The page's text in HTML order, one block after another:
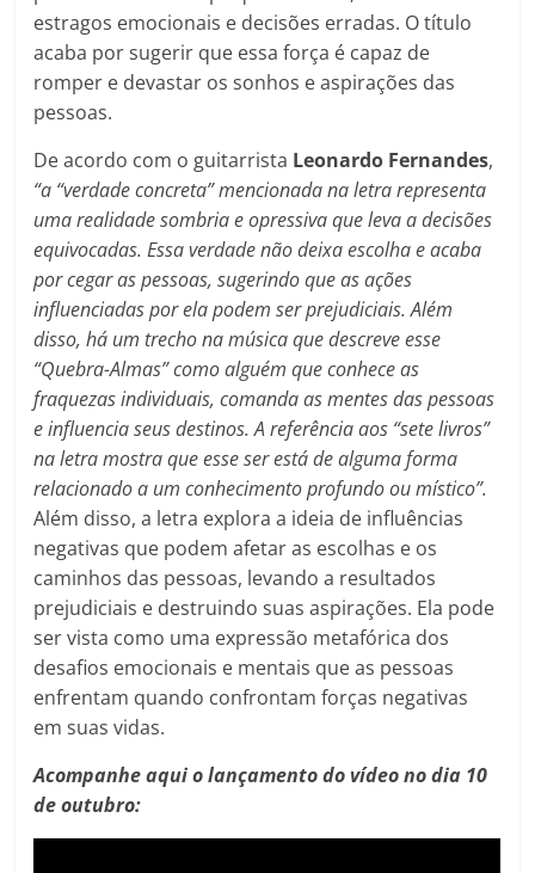
estragos emocionais e decisões erradas. O título
acaba por sugerir que essa força é capaz de
romper e devastar os sonhos e aspirações das
pessoas.
De acordo com o guitarrista Leonardo Fernandes,
“a “verdade concreta” mencionada na letra representa
uma realidade sombria e opressiva que leva a decisões
equivocadas. Essa verdade não deixa escolha e acaba
por cegar as pessoas, sugerindo que as ações
influenciadas por ela podem ser prejudiciais. Além
disso, há um trecho na música que descreve esse
“Quebra-Almas” como alguém que conhece as
fraquezas individuais, comanda as mentes das pessoas
e influencia seus destinos. A referência aos “sete livros”
na letra mostra que esse ser está de alguma forma
relacionado a um conhecimento profundo ou místico”.
Além disso, a letra explora a ideia de influências
negativas que podem afetar as escolhas e os
caminhos das pessoas, levando a resultados
prejudiciais e destruindo suas aspirações. Ela pode
ser vista como uma expressão metafórica dos
desafios emocionais e mentais que as pessoas
enfrentam quando confrontam forças negativas
em suas vidas.
Acompanhe aqui o lançamento do vídeo no dia 10
de outubro: